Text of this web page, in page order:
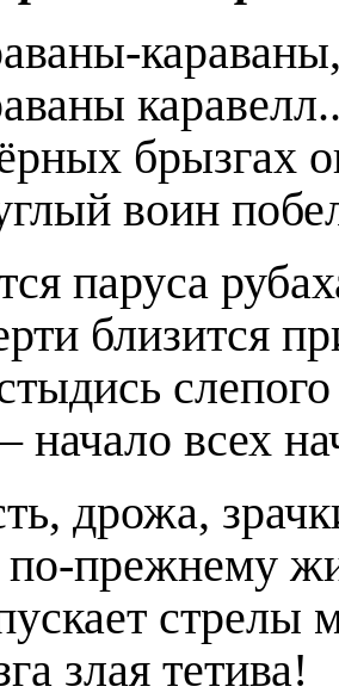
брызгах
воин
паруса
близится
слепого
начало всех
дрожа,
прежнему
стрелы
злая тетива!